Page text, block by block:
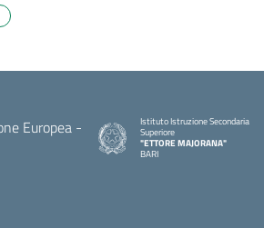
Istituto Istruzione Secondaria
Superiore
"ETTORE MAJORANA"
BARI